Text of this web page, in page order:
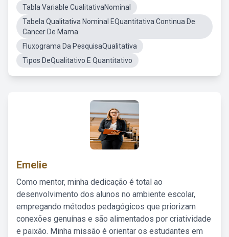
Tabla Variable CualitativaNominal
Tabela Qualitativa Nominal EQuantitativa Continua De
Cancer De Mama
Fluxograma Da PesquisaQualitativa
Tipos DeQualitativo E Quantitativo
Emelie
Como mentor, minha dedicação é total ao
desenvolvimento dos alunos no ambiente escolar,
empregando métodos pedagógicos que priorizam
conexões genuínas e são alimentados por criatividade
e paixão. Minha missão é orientar os estudantes em